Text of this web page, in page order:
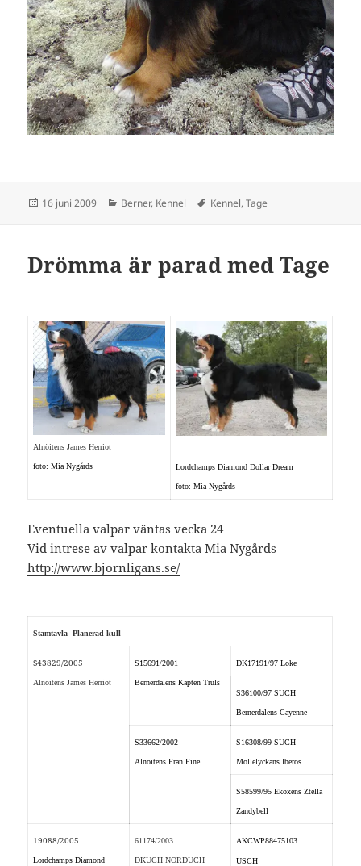
Postat
16 juni 2009 Kategorier
Berner, Kennel Taggar
Kennel,Tage
Drömma är parad med Tage
Alnöitens James Herriot
foto: Mia Nygårds Lordchamps Diamond Dollar Dream
foto: Mia Nygårds
Eventuella valpar väntas vecka 24
Vid intrese av valpar kontakta Mia Nygårds
http://www.bjornligans.se/
Stamtavla -Planerad kull
S43829/2005
Alnöitens James Herriot
S15691/2001
Bernerdalens Kapten Truls
DK17191/97 Loke
S36100/97 SUCH
Bernerdalens Cayenne
S33662/2002
Alnöitens Fran Fine
S16308/99 SUCH
Möllelyckans Iberos
S58599/95 Ekoxens Ztella
Zandybell
19088/2005
Lordchamps Diamond
61174/2003
DKUCH NORDUCH
AKCWP88475103
USCH